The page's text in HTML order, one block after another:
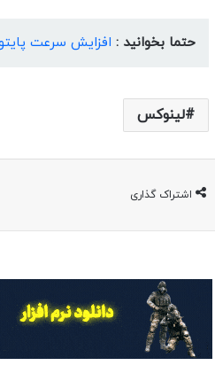
حتما بخوانید : افزایش سرعت
لینوکس
اشتراک گذاری